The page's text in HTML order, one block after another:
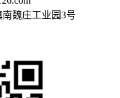
魏庄工业园3号